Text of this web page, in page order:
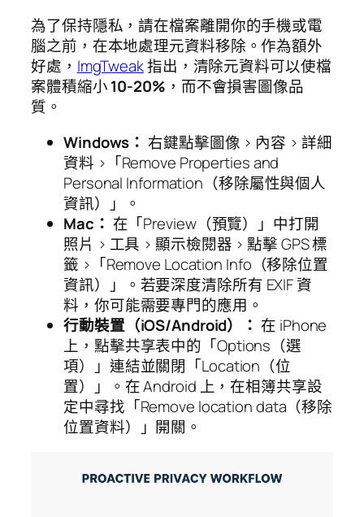
為了保持隱私，請在檔案離開你的手機或電
腦之前，在本地處理元資料移除。作為額外
好處， ImgTweak指出，清除元資料可以使檔
案體積縮小10-20% ，而不會損害圖像品
質。
Windows： 右鍵點擊圖像 > 內容 > 詳細
資料 >「Remove Properties and
Personal Information（移除屬性與個人
資訊）」。
Mac： 在「Preview（預覽）」中打開
照片 > 工具 > 顯示檢閱器 > 點擊 GPS 標
籤 >「Remove Location Info（移除位置
資訊）」。若要深度清除所有 EXIF 資
料，你可能需要專門的應用。
行動裝置（iOS/Android）： 在 iPhone
上，點擊共享表中的「Options（選
項）」連結並關閉「Location（位
置）」。在 Android 上，在相簿共享設
定中尋找「Remove location data（移除
位置資料）」開關。